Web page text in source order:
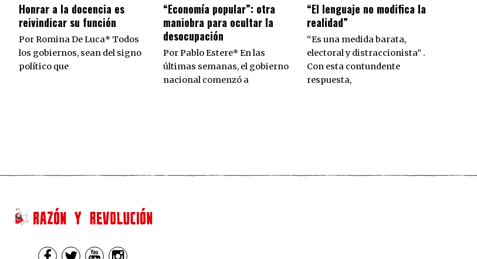
​Honrar a la docencia es
reivindicar su función
Por Romina De Luca* Todos
los gobiernos, sean del signo
político que
“Economía popular”: otra
maniobra para ocultar la
desocupación
Por Pablo Estere* En las
últimas semanas, el gobierno
nacional comenzó a
“El lenguaje no modifica la
realidad”
“Es una medida barata,
electoral y distraccionista” .
Con esta contundente
respuesta,